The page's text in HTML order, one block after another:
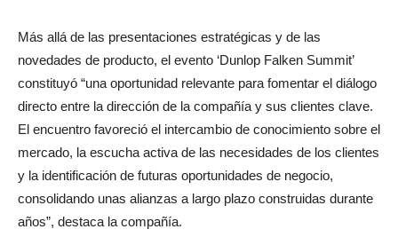
Más allá de las presentaciones estratégicas y de las
novedades de producto, el evento ‘Dunlop Falken Summit’
constituyó “una oportunidad relevante para fomentar el diálogo
directo entre la dirección de la compañía y sus clientes clave.
El encuentro favoreció el intercambio de conocimiento sobre el
mercado, la escucha activa de las necesidades de los clientes
y la identificación de futuras oportunidades de negocio,
consolidando unas alianzas a largo plazo construidas durante
años”, destaca la compañía.